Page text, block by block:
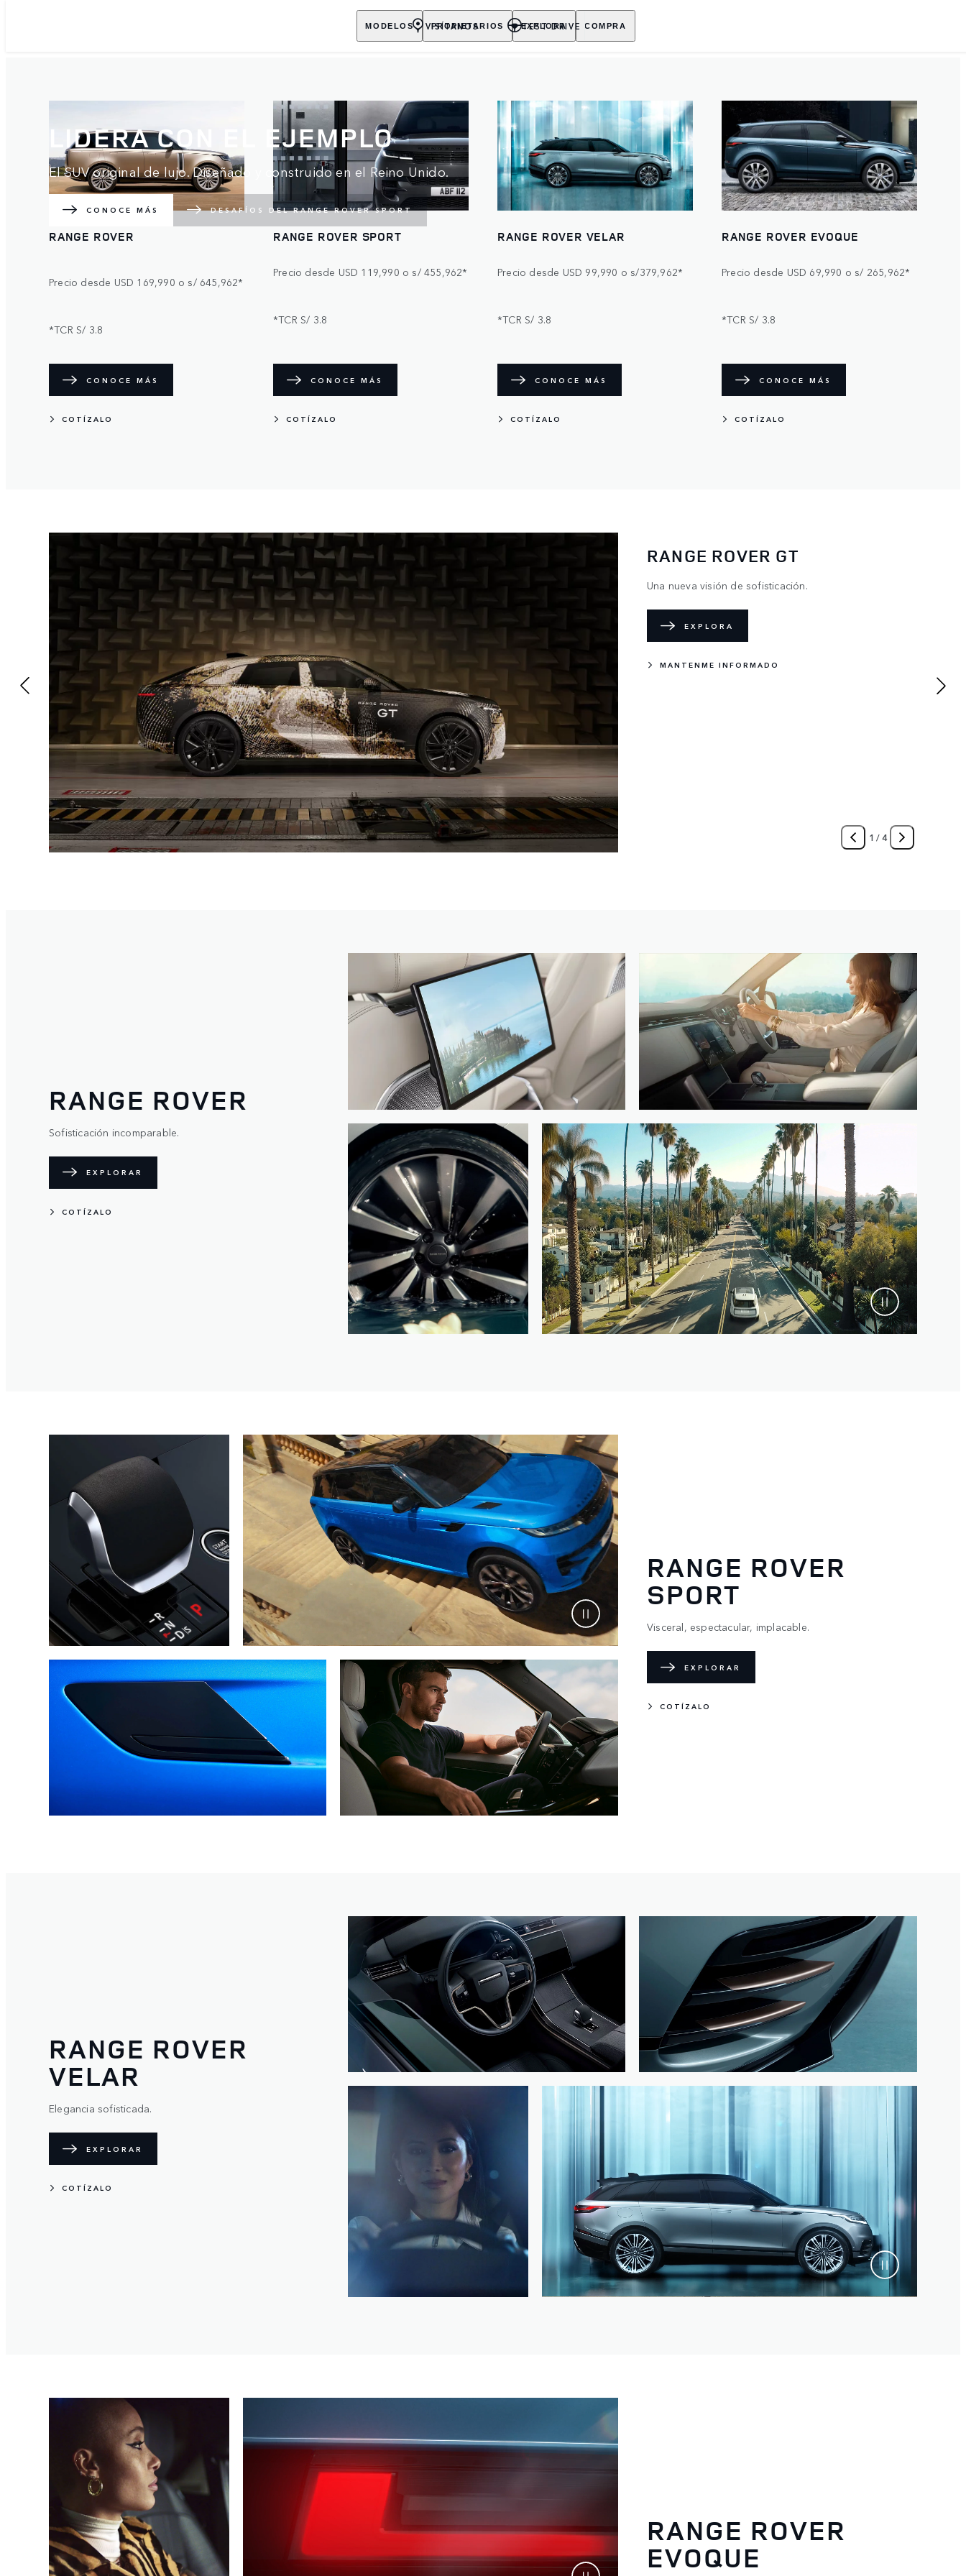
MODELOS PROPIETARIOS EXPLORA COMPRA
VISÍTANOS TEST DRIVE
LIDERA CON EL EJEMPLO
El SUV original de lujo. Diseñado y construido en el Reino Unido.
CONOCE MÁS DESAFÍOS DEL RANGE ROVER SPORT
RANGE ROVER
Precio desde USD 169,990 o s/ 645,962*
*TCR S/ 3.8
CONOCE MÁS
COTÍZALO
RANGE ROVER SPORT
Precio desde USD 119,990 o s/ 455,962*
*TCR S/ 3.8
CONOCE MÁS
COTÍZALO
RANGE ROVER VELAR
Precio desde USD 99,990 o s/379,962*
*TCR S/ 3.8
CONOCE MÁS
COTÍZALO
RANGE ROVER EVOQUE
Precio desde USD 69,990 o s/ 265,962*
*TCR S/ 3.8
CONOCE MÁS
COTÍZALO
1 /4
RANGE ROVER GT
Una nueva visión de sofisticación.
EXPLORA
MANTENME INFORMADO
RANGE ROVER
Sofisticación incomparable.
EXPLORAR
COTÍZALO
RANGE ROVER
SPORT
Visceral, espectacular, implacable.
EXPLORAR
COTÍZALO
RANGE ROVER
VELAR
Elegancia sofisticada.
EXPLORAR
COTÍZALO
RANGE ROVER
EVOQUE